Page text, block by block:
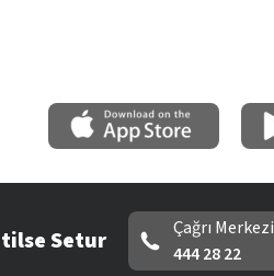
Setur
Çağrı Merkezi
444 28 22